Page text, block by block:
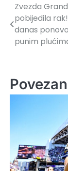
članaka
Zvezda
pobijedila
danas
punim